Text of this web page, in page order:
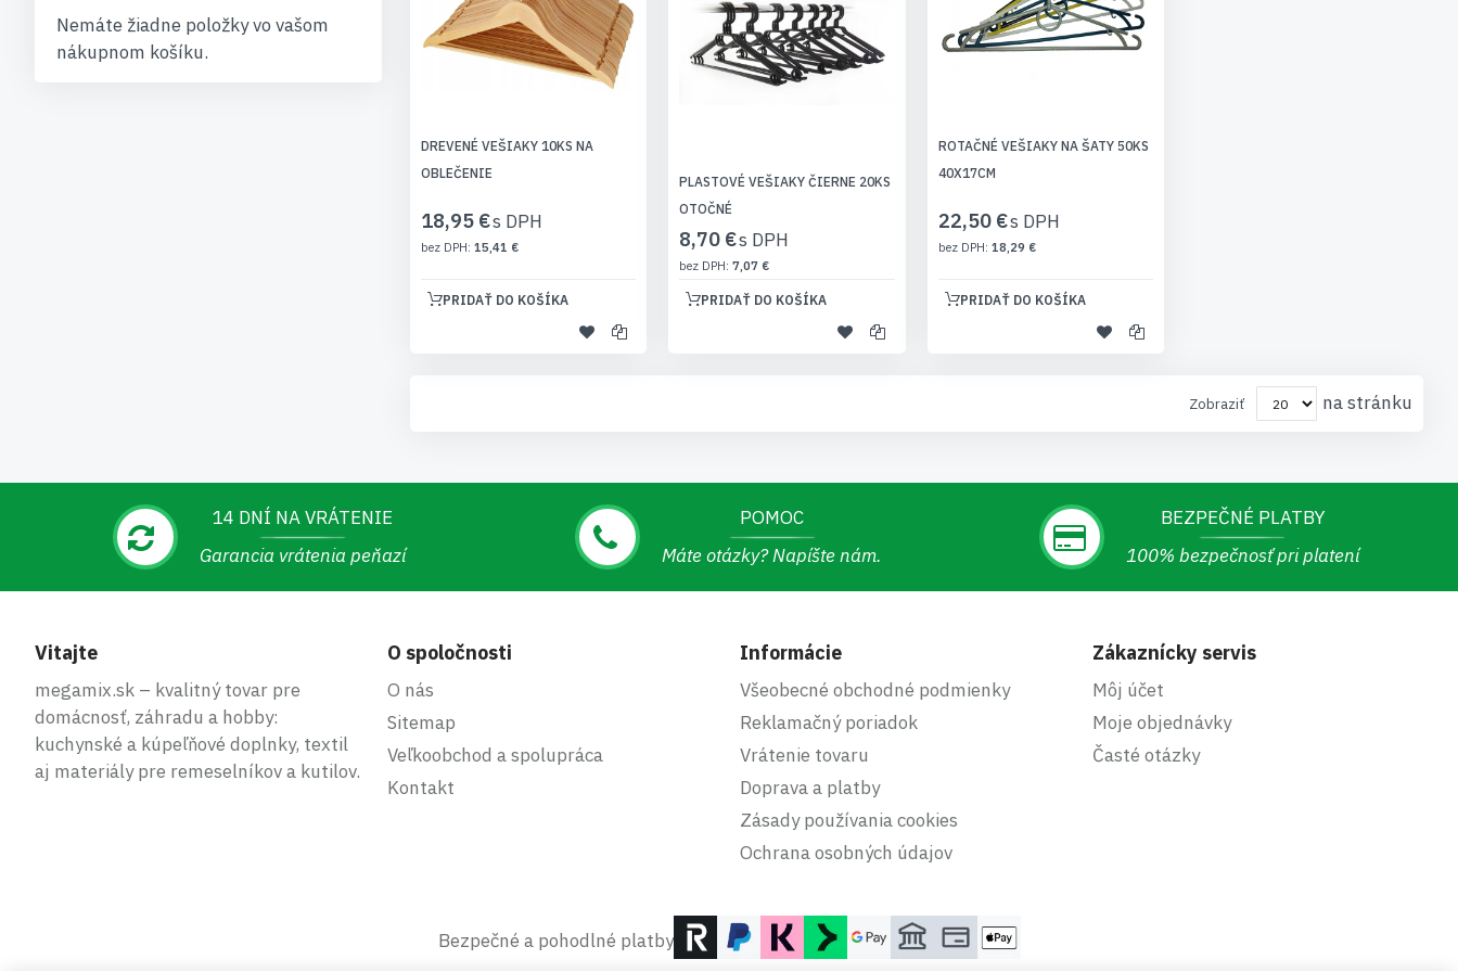
DREVENÉ VEŠIAKY 10KS NA
OBLEČENIE
18,95 €
15,41 €
PRIDAŤ DO KOŠÍKA
PLASTOVÉ VEŠIAKY ČIERNE 20KS
OTOČNÉ
8,70 €
7,07 €
PRIDAŤ DO KOŠÍKA
ROTAČNÉ VEŠIAKY NA ŠATY 50KS
40X17CM
22,50 €
18,29 €
PRIDAŤ DO KOŠÍKA
Zobraziť na stránku
Nemáte žiadne položky vo vašom
nákupnom košíku.
14 DNÍ NA VRÁTENIE
Garancia vrátenia peňazí
POMOC
Máte otázky? Napíšte nám.
BEZPEČNÉ PLATBY
100% bezpečnosť pri platení
Vitajte
megamix.sk – kvalitný tovar pre
domácnosť, záhradu a hobby:
kuchynské a kúpeľňové doplnky, textil
aj materiály pre remeselníkov a kutilov.
O spoločnosti
O nás
Sitemap
Veľkoobchod a spolupráca
Kontakt
Informácie
Všeobecné obchodné podmienky
Reklamačný poriadok
Vrátenie tovaru
Doprava a platby
Zásady používania cookies
Ochrana osobných údajov
Zákaznícky servis
Môj účet
Moje objednávky
Časté otázky
Bezpečné a pohodlné platby